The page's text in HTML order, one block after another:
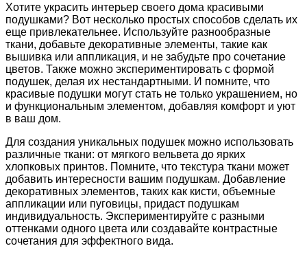
Хотите украсить интерьер своего дома красивыми
подушками? Вот несколько простых способов сделать их
еще привлекательнее. Используйте разнообразные
ткани, добавьте декоративные элементы, такие как
вышивка или аппликация, и не забудьте про сочетание
цветов. Также можно экспериментировать с формой
подушек, делая их нестандартными. И помните, что
красивые подушки могут стать не только украшением, но
и функциональным элементом, добавляя комфорт и уют
в ваш дом.
Для создания уникальных подушек можно использовать
различные ткани: от мягкого вельвета до ярких
хлопковых принтов. Помните, что текстура ткани может
добавить интересности вашим подушкам. Добавление
декоративных элементов, таких как кисти, объемные
аппликации или пуговицы, придаст подушкам
индивидуальность. Экспериментируйте с разными
оттенками одного цвета или создавайте контрастные
сочетания для эффектного вида.